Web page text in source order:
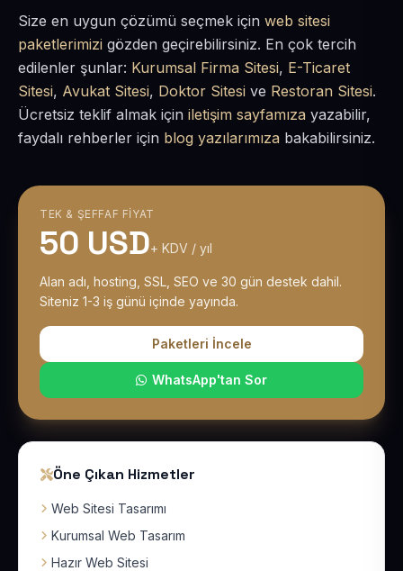
Size en uygun çözümü seçmek için web sitesi
paketlerimizi gözden geçirebilirsiniz. En çok tercih
edilenler şunlar: Kurumsal Firma Sitesi, E-Ticaret
Sitesi, Avukat Sitesi, Doktor Sitesi ve Restoran Sitesi.
Ücretsiz teklif almak için iletişim sayfamıza yazabilir,
faydalı rehberler için blog yazılarımıza bakabilirsiniz.
TEK & ŞEFFAF FIYAT
50 USD+ KDV / yıl
Alan adı, hosting, SSL, SEO ve 30 gün destek dahil.
Siteniz 1-3 iş günü içinde yayında.
Paketleri İncele
WhatsApp'tan Sor
Öne Çıkan Hizmetler
Web Sitesi Tasarımı
Kurumsal Web Tasarım
Hazır Web Sitesi